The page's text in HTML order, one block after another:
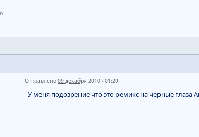
Отправлено 09 декабря 2010 - 01:29
У меня подозрение что это ремикс на черные